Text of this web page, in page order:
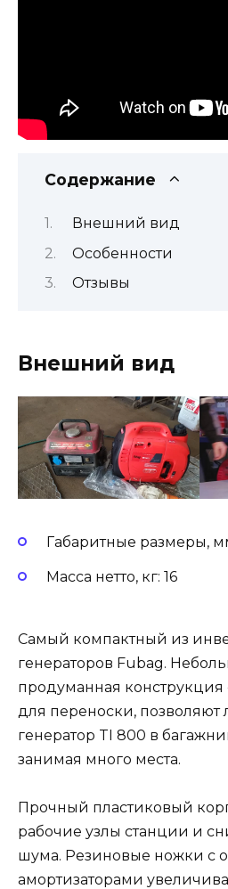
Содержание
Внешний вид
Особенности
Отзывы
Внешний вид
Габаритные размеры,
Масса нетто, кг: 16
Самый компактный из
генераторов Fubag.
продуманная конструкция
для переноски, позволяют
генератор TI 800 в
занимая много места.
Прочный пластиковый
рабочие узлы станции и
шума. Резиновые ножки с
амортизаторами